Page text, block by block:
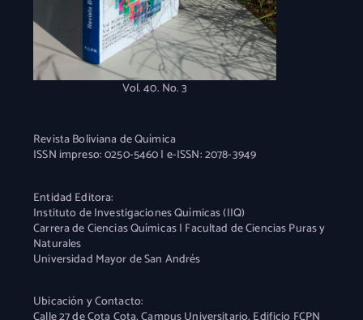
Vol. 40. No. 3
Revista Boliviana de Química
ISSN impreso: 0250-5460 | e-ISSN: 2078-3949
Entidad Editora:
Instituto de Investigaciones Químicas (IIQ)
Carrera de Ciencias Químicas | Facultad de Ciencias Puras y
Naturales
Universidad Mayor de San Andrés
Ubicación y Contacto: